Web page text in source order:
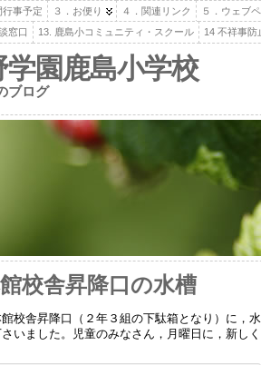
行事予定 ３．お便り ４．関連リンク ５．ウェブ
窓口 13. 鹿島小コミュニティ・スクール 14 不祥事防
園鹿島小学校
ブログ
校舎昇降口の水槽
校舎昇降口（２年３組の下駄箱となり）に，
いました。児童のみなさん，月曜日に，新し